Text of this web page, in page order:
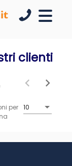
clienti
per 10